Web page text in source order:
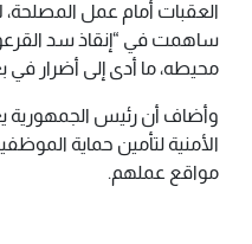
العقبات أمام عمل المصلحة،
ساهمت في “إنقاذ سد
محيطه، ما أدى إلى أضرار في
وأضاف أن رئيس الجمهورية
الأمنية لتأمين حماية
مواقع عملهم.